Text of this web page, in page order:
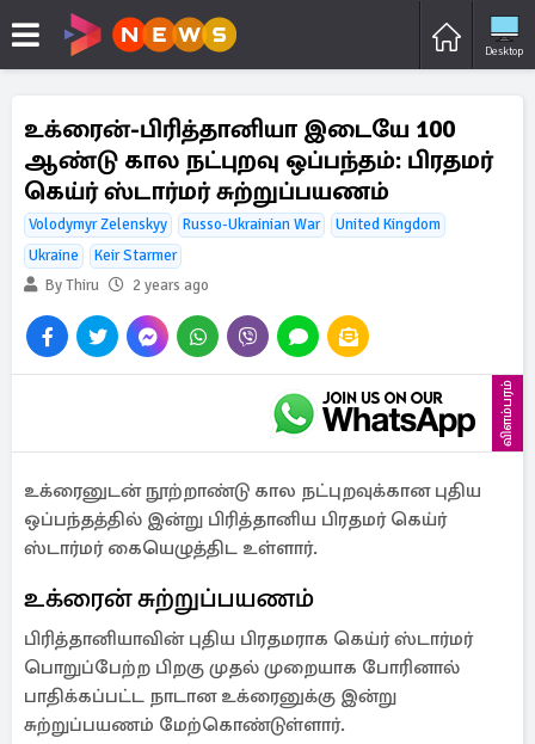
Desktop
உக்ரைன்-பிரித்தானியா இடையே 100
ஆண்டு கால நட்புறவு ஒப்பந்தம்: பிரதமர்
கெய்ர் ஸ்டார்மர் சுற்றுப்பயணம்
Volodymyr Zelenskyy Russo-Ukrainian War
United Kingdom
Ukraine
Keir Starmer
By Thiru
2 years ago
விளம்பரம்
உக்ரைனுடன் நூற்றாண்டு கால நட்புறவுக்கான புதிய
ஒப்பந்தத்தில் இன்று பிரித்தானிய பிரதமர் கெய்ர்
ஸ்டார்மர் கையெழுத்திட உள்ளார்.
உக்ரைன் சுற்றுப்பயணம்
பிரித்தானியாவின் புதிய பிரதமராக கெய்ர் ஸ்டார்மர்
பொறுப்பேற்ற பிறகு முதல் முறையாக போரினால்
பாதிக்கப்பட்ட நாடான உக்ரைனுக்கு இன்று
சுற்றுப்பயணம் மேற்கொண்டுள்ளார்.